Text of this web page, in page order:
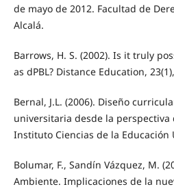
de mayo de 2012. Facultad de
Alcalá.
Barrows, H. S. (2002). Is it truly
as dPBL? Distance Education,
Bernal, J.L. (2006). Diseño
universitaria desde la perspectiva
Instituto Ciencias de la Educación
Bolumar, F., Sandín Vázquez, M.
Ambiente. Implicaciones de la